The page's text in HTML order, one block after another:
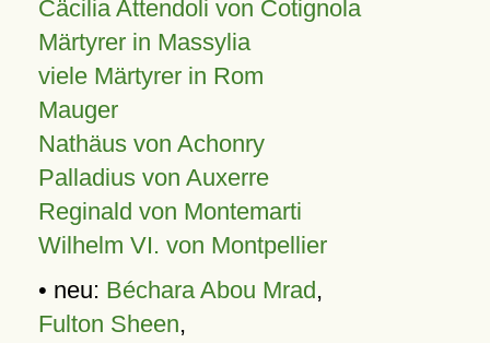
Cäcilia Attendoli von Cotignola
Märtyrer in Massylia
viele Märtyrer in Rom
Mauger
Nathäus von Achonry
Palladius von Auxerre
Reginald von Montemarti
Wilhelm VI. von Montpellier
• neu: Béchara Abou Mrad,
Fulton Sheen,